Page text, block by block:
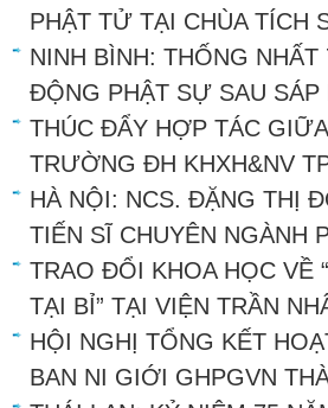
PHẬT TỬ TẠI CHÙA TÍCH
NINH BÌNH: THỐNG
ĐỘNG PHẬT SỰ SAU SÁP
THÚC ĐẨY HỢP TÁC
TRƯỜNG ĐH KHXH&NV
HÀ NỘI: NCS. ĐẶNG THỊ
TIẾN SĨ CHUYÊN NGÀNH
TRAO ĐỔI KHOA HỌC VỀ
TẠI BỈ” TẠI VIỆN TRẦN
HỘI NGHỊ TỔNG KẾT
BAN NI GIỚI GHPGVN